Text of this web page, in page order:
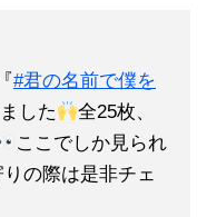
#君の名前で僕を
した
全25枚、
ここでしか見られ
の際は是非チェ